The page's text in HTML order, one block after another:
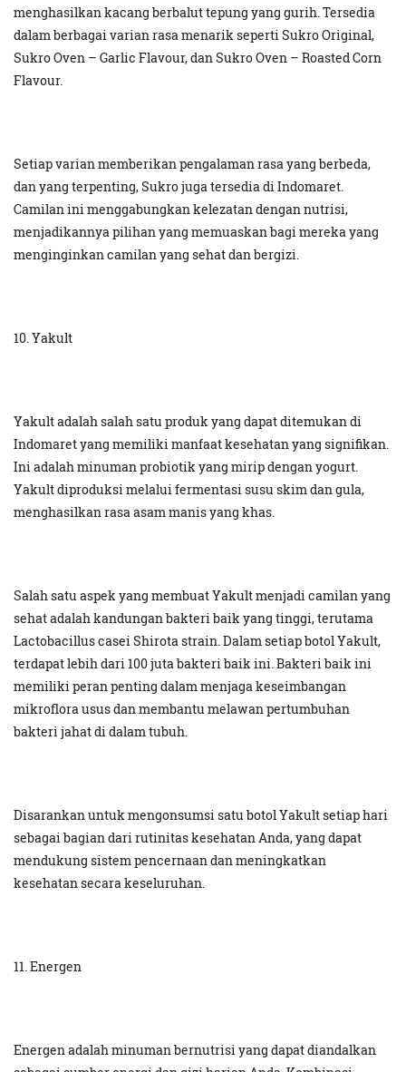
menghasilkan kacang berbalut tepung yang gurih. Tersedia
dalam berbagai varian rasa menarik seperti Sukro Original,
Sukro Oven – Garlic Flavour, dan Sukro Oven – Roasted Corn
Flavour.
Setiap varian memberikan pengalaman rasa yang berbeda,
dan yang terpenting, Sukro juga tersedia di Indomaret.
Camilan ini menggabungkan kelezatan dengan nutrisi,
menjadikannya pilihan yang memuaskan bagi mereka yang
menginginkan camilan yang sehat dan bergizi.
10. Yakult
Yakult adalah salah satu produk yang dapat ditemukan di
Indomaret yang memiliki manfaat kesehatan yang signifikan.
Ini adalah minuman probiotik yang mirip dengan yogurt.
Yakult diproduksi melalui fermentasi susu skim dan gula,
menghasilkan rasa asam manis yang khas.
Salah satu aspek yang membuat Yakult menjadi camilan yang
sehat adalah kandungan bakteri baik yang tinggi, terutama
Lactobacillus casei Shirota strain. Dalam setiap botol Yakult,
terdapat lebih dari 100 juta bakteri baik ini. Bakteri baik ini
memiliki peran penting dalam menjaga keseimbangan
mikroflora usus dan membantu melawan pertumbuhan
bakteri jahat di dalam tubuh.
Disarankan untuk mengonsumsi satu botol Yakult setiap hari
sebagai bagian dari rutinitas kesehatan Anda, yang dapat
mendukung sistem pencernaan dan meningkatkan
kesehatan secara keseluruhan.
11. Energen
Energen adalah minuman bernutrisi yang dapat diandalkan